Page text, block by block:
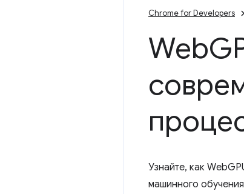
Chrome for Developers
Web
Узнайте, как
машинного